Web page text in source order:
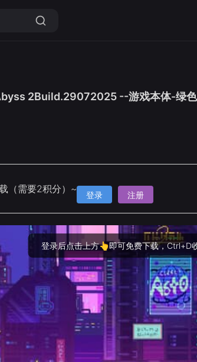
2Build.29072025 --游戏本体-绿
（需要2积分）~
登录 注册
登录后点击上方👆即可免费下载，Ctrl+D